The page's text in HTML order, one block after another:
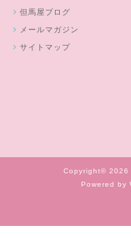
但馬屋ブログ
メールマガジン
サイトマップ
Copyright© 2026
Powered by